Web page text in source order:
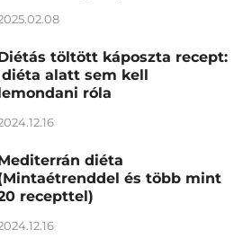
töltött káposzta recept:
diéta alatt sem kell
róla
diéta
és több mint
recepttel)